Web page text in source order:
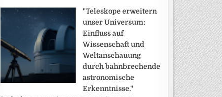
"Teleskope erweitern
unser Universum:
Einfluss auf
Wissenschaft und
Weltanschauung
durch bahnbrechende
astronomische
Erkenntnisse."